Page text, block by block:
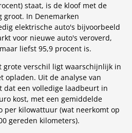
staat, is de kloof met de
groot. In Denemarken
elektrische auto's bijvoorbeeld
voor nieuwe auto's veroverd,
liefst 95,9 procent is.
grote verschil ligt waarschijnlijk in
opladen. Uit de analyse van
dat een volledige laadbeurt in
kost, met een gemiddelde
per kilowattuur (wat neerkomt op
gereden kilometers).